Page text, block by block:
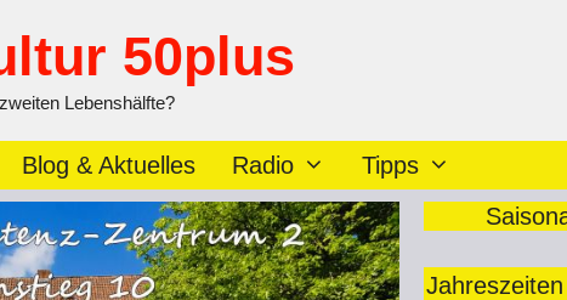
50plus
Lebenshälfte?
Blog & Aktuelles Radio Tipps